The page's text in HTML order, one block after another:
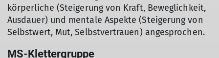
körperliche (Steigerung von Kraft, Beweglichkeit,
Ausdauer) und mentale Aspekte (Steigerung von
Selbstwert, Mut, Selbstvertrauen) angesprochen.
MS-Klettergruppe